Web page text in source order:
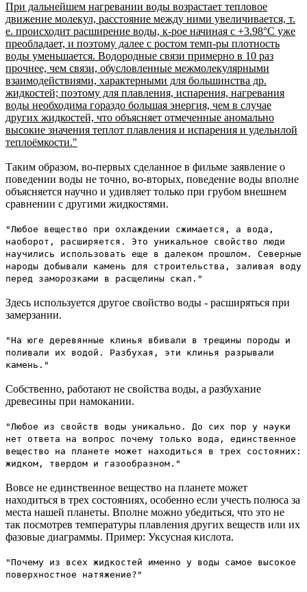
При дальнейшем нагревании воды возрастает тепловое
движение молекул, расстояние между ними увеличивается, т.
е. происходит расширение воды, к-рое начиная с +3.98°С уже
преобладает, и поэтому далее с ростом темп-ры плотность
воды уменьшается. Водородные связи примерно в 10 раз
прочнее, чем связи, обусловленные межмолекулярными
взаимодействиями, характерными для большинства др.
жидкостей; поэтому для плавления, испарения, нагревания
воды необходима гораздо большая энергия, чем в случае
других жидкостей, что объясняет отмеченные аномально
высокие значения теплот плавления и испарения и удельнлой
теплоёмкости."
Таким образом, во-первых сделанное в фильме заявление о
поведении воды не точно, во-вторых, поведение воды вполне
объясняется научно и удивляет только при грубом внешнем
сравнении с другими жидкостями.
"Любое вещество при охлаждении сжимается, а вода,
наоборот, расширяется. Это уникальное свойство люди
научились использовать еще в далеком прошлом. Северные
народы добывали камень для строительства, заливая воду
перед заморозками в расщелины скал."
Здесь используется другое свойство воды - расширяться при
замерзании.
"На юге деревянные клинья вбивали в трещины породы и
поливали их водой. Разбухая, эти клинья разрывали
камень."
Собственно, работают не свойства воды, а разбухание
древесины при намокании.
"Любое из свойств воды уникально. До сих пор у науки
нет ответа на вопрос почему только вода, единственное
вещество на планете может находиться в трех состояних:
жидком, твердом и газообразном."
Вовсе не единственное вещество на планете может
находиться в трех состояниях, особенно если учесть полюса за
места нашей планеты. Вполне можно убедиться, что это не
так посмотрев температуры плавления других веществ или их
фазовые диаграммы. Пример: Уксусная кислота.
"Почему из всех жидкостей именно у воды самое высокое
поверхностное натяжение?"